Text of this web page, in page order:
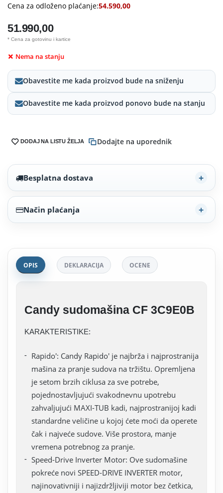
Cena za odloženo plaćanje:54.590,00
51.990,00
* Cena za gotovinu i kartice
Nema na stanju
Obavestite me kada proizvod bude na sniženju
Obavestite me kada proizvod ponovo bude na stanju
DODAJ NA LISTU ŽELJA Dodajte na uporednik
Besplatna dostava
Način plaćanja
OPIS DEKLARACIJA OCENE
Candy sudomašina CF 3C9E0B
KARAKTERISTIKE:
Rapido': Candy Rapido' je najbrža i najprostranija
mašina za pranje sudova na tržištu. Opremljena
je setom brzih ciklusa za sve potrebe,
pojednostavljujući svakodnevnu upotrebu
zahvaljujući MAXI-TUB kadi, najprostranijoj kadi
standardne veličine u kojoj ćete moći da operete
čak i najveće sudove. Više prostora, manje
vremena potrebnog za pranje.
Speed-Drive Inverter Motor: Ove sudomašine
pokreće novi SPEED-DRIVE INVERTER motor,
najinovativniji i najizdržljiviji motor bez četkica,